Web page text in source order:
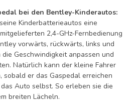
bei den Bentley-Kinderautos:
Kinderbatterieautos eine
2,4-GHz-Fernbedienung
vorwärts, rückwärts, links und
Geschwindigkeit anpassen und
Natürlich kann der kleine Fahrer
sobald er das Gaspedal erreichen
Auto selbst. So erleben sie die
breiten Lächeln.